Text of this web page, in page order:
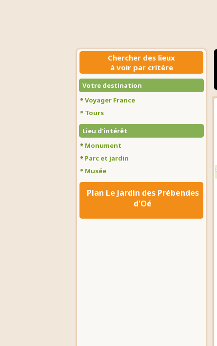
Chercher des lieux
à voir par critère
Votre destination
Voyager France
Tours
Lieu d'intérêt
Monument
Parc et jardin
Musée
Plan Le Jardin des Prébendes
d'Oé